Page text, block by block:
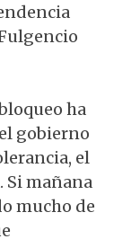
ha
gobierno
el
Si mañana
mucho de